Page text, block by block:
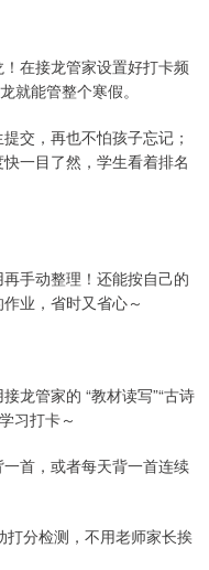
在接龙管家设置好打卡频
就能管整个寒假。
交，再也不怕孩子忘记；
一目了然，学生看着排名
手动整理！还能按自己的
业，省时又省心～
龙管家的 “教材读写”“古诗
习打卡～
首，或者每天背一首连续
分检测，不用老师家长挨